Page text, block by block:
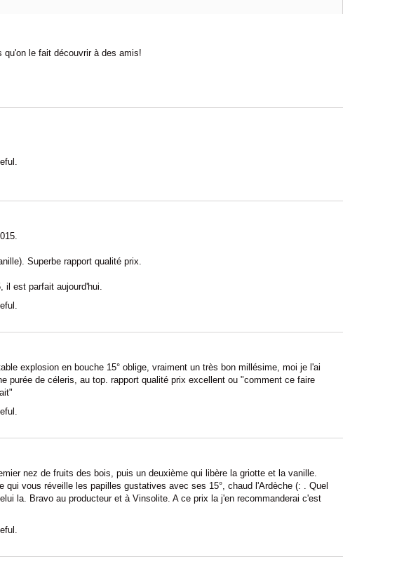
qu'on le fait découvrir à des amis!
Superbe rapport qualité prix.
est parfait aujourd'hui.
explosion en bouche 15° oblige, vraiment un très bon millésime, moi je l'ai
purée de céleris, au top. rapport qualité prix excellent ou "comment ce faire
nez de fruits des bois, puis un deuxième qui libère la griotte et la vanille.
qui vous réveille les papilles gustatives avec ses 15°, chaud l'Ardèche (: . Quel
la. Bravo au producteur et à Vinsolite. A ce prix la j'en recommanderai c'est